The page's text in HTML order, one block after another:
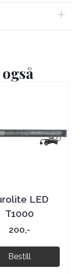
LED
T1000
200,-
Bestill